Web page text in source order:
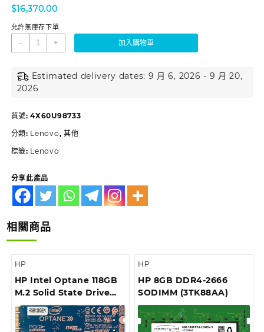
$16,370.00
允許無庫存下單
- + 加入購物車
Estimated delivery dates: 9 月 6, 2026 - 9 月 20,
2026
貨號:4X60U98733
分類: Lenovo, 其他
標籤: Lenovo
分享此產品
相關商品
HP
HP Intel Optane 118GB
M.2 Solid State Drive
(4RV34AA)
HP
HP 8GB DDR4-2666
SODIMM (3TK88AA)